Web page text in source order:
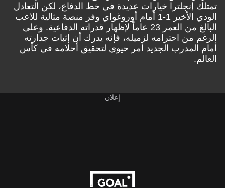
تمتلك إنجلترا خيارات عديدة في خط الدفاع، لكن التعادل
الودي الأخير 1-1 أمام أوروغواي وفر منصة مثالية للاعب
البالغ من العمر 23 عاماً لإظهار قدراته الدفاعية. وعلى
الرغم من احترامه لزميله، فإنه يدرك أن إثبات جدارته
أمام المدرب الجديد أمر حيوي لتحقيق أحلامه في كأس
العالم.
إعلان